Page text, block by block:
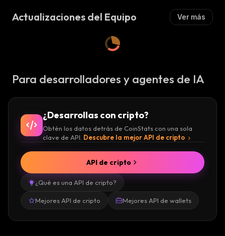
Actualizaciones del Equipo Ver más
Para desarrolladores y agentes de IA
¿Desarrollas con cripto?
Obtén los datos detrás de CoinStats con una sola
clave de API. Descubre la mejor API de cripto
¿Qué es una API de cripto?
Mejores API de cripto Mejores API de wallets
API de cripto